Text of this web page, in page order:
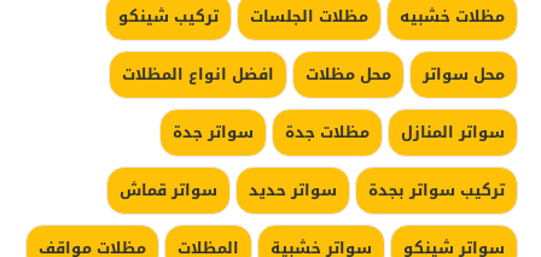
مظلات خشبيه
مظلات الجلسات
تركيب شينكو
محل سواتر
محل مظلات
افضل انواع المظلات
سواتر المنازل
مظلات جدة
سواتر جدة
تركيب سواتر بجدة
سواتر حديد
سواتر قماش
سواتر شينكو
سواتر خشبية المظلات
مظلات مواقف